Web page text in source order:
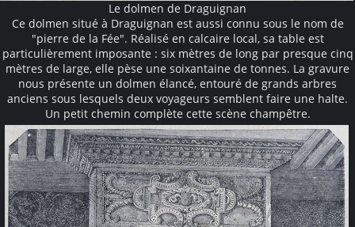
Le dolmen de Draguignan
Ce dolmen situé à Draguignan est aussi connu sous le nom de
"pierre de la Fée". Réalisé en calcaire local, sa table est
particulièrement imposante : six mètres de long par presque cinq
mètres de large, elle pèse une soixantaine de tonnes. La gravure
nous présente un dolmen élancé, entouré de grands arbres
anciens sous lesquels deux voyageurs semblent faire une halte.
Un petit chemin complète cette scène champêtre.